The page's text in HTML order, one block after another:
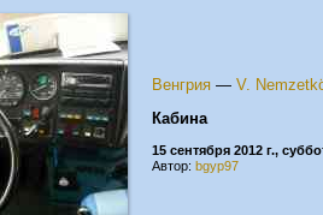
Венгрия — V.
Кабина
15 сентября 2012 г.,
Автор: bgyp97